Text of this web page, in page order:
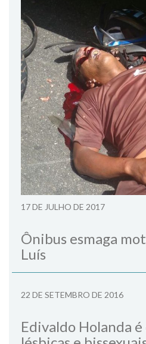
17 DE JULHO DE 2017
Ônibus esmaga
Luís
22 DE SETEMBRO DE 2016
Edivaldo Holanda é